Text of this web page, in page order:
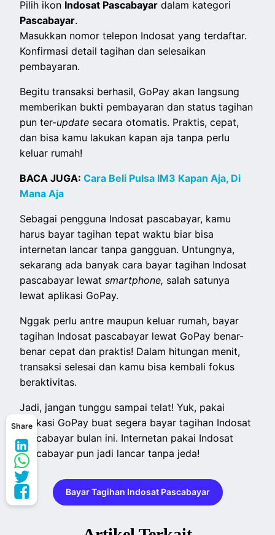
Share
Pilih ikon Indosat Pascabayar dalam kategori
Pascabayar.
Masukkan nomor telepon Indosat yang terdaftar.
Konfirmasi detail tagihan dan selesaikan
pembayaran.
Begitu transaksi berhasil, GoPay akan langsung
memberikan bukti pembayaran dan status tagihan
pun ter-update secara otomatis. Praktis, cepat,
dan bisa kamu lakukan kapan aja tanpa perlu
keluar rumah!
BACA JUGA:Cara Beli Pulsa IM3 Kapan Aja, Di
Mana Aja
Sebagai pengguna Indosat pascabayar, kamu
harus bayar tagihan tepat waktu biar bisa
internetan lancar tanpa gangguan. Untungnya,
sekarang ada banyak cara bayar tagihan Indosat
pascabayar lewatsmartphone, salah satunya
lewat aplikasi GoPay.
Nggak perlu antre maupun keluar rumah, bayar
tagihan Indosat pascabayar lewat GoPay benar-
benar cepat dan praktis! Dalam hitungan menit,
transaksi selesai dan kamu bisa kembali fokus
beraktivitas.
Jadi, jangan tunggu sampai telat! Yuk, pakai
aplikasi GoPay buat segera bayar tagihan Indosat
pascabayar bulan ini. Internetan pakai Indosat
pascabayar pun jadi lancar tanpa jeda!
Bayar Tagihan Indosat Pascabayar